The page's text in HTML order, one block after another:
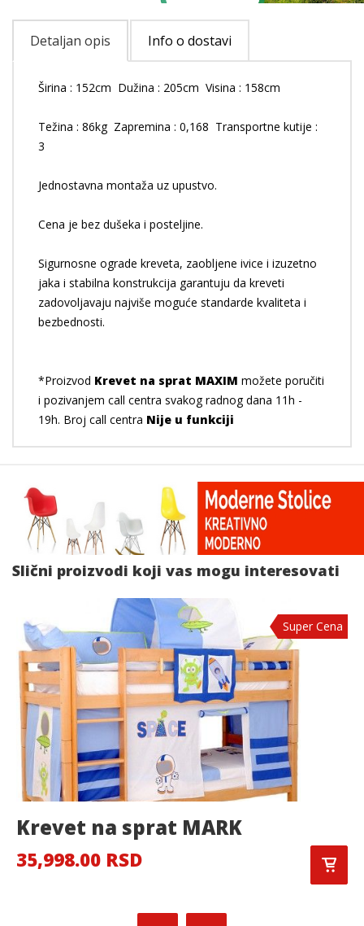
Detaljan opis Info o dostavi
Širina : 152cm Dužina : 205cm Visina : 158cm
Težina : 86kg Zapremina : 0,168 Transportne kutije :
3
Jednostavna montaža uz upustvo.
Cena je bez dušeka i posteljine.
Sigurnosne ograde kreveta, zaobljene ivice i izuzetno
jaka i stabilna konstrukcija garantuju da kreveti
zadovoljavaju najviše moguće standarde kvaliteta i
bezbednosti.
*Proizvod Krevet na sprat MAXIM možete poručiti
i pozivanjem call centra svakog radnog dana 11h -
19h. Broj call centra Nije u funkciji
Slični proizvodi koji vas mogu interesovati
Super Cena
Krevet na sprat MARK
35,998.00 RSD